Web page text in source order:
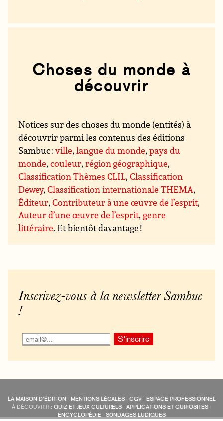
Choses du monde à
découvrir
Notices sur des choses du monde (entités) à
découvrir parmi les contenus des éditions
Sambuc :ville,langue du monde,pays du
monde,couleur,région géographique,
Classification Thèmes CLIL,Classification
Dewey,Classification internationale THEMA,
Éditeur,Contributeur à une œuvre de l’esprit,
Auteur d’une œuvre de l’esprit, genre
littéraire. Et bientôt davantage !
Inscrivez-vous à la newsletter Sambuc
!
LA MAISON D’ÉDITION · MENTIONS LÉGALES· CGV· ESPACE PROFESSIONNEL
À DÉCOUVRIR : QUIZ ET JEUX CULTURELS · APPLICATIONS ET CURIOSITÉS ·
ENCYCLOPÉDIE· SONDAGES LUDIQUES